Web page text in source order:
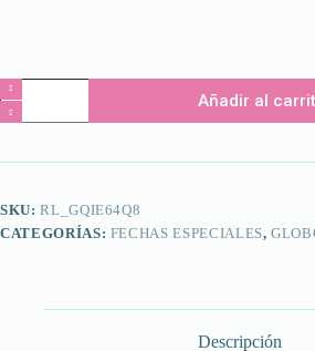
Combo
cantidad
Añadir al
SKU:RL_GQIE64Q8
CATEGORÍAS: FECHAS ESPECIALES,
Descripción